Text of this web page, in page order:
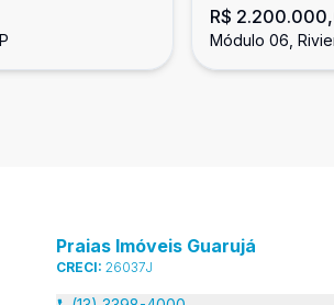
Lourenço
R$
Módulo 06,
Praias Imóveis Guarujá
CRECI: 26037J